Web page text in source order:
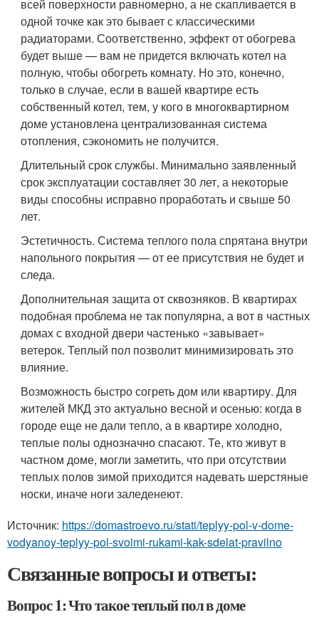
всей поверхности равномерно, а не скапливается в
одной точке как это бывает с классическими
радиаторами. Соответственно, эффект от обогрева
будет выше — вам не придется включать котел на
полную, чтобы обогреть комнату. Но это, конечно,
только в случае, если в вашей квартире есть
собственный котел, тем, у кого в многоквартирном
доме установлена централизованная система
отопления, сэкономить не получится.
Длительный срок службы. Минимально заявленный
срок эксплуатации составляет 30 лет, а некоторые
виды способны исправно проработать и свыше 50
лет.
Эстетичность. Система теплого пола спрятана внутри
напольного покрытия — от ее присутствия не будет и
следа.
Дополнительная защита от сквозняков. В квартирах
подобная проблема не так популярна, а вот в частных
домах с входной двери частенько «завывает»
ветерок. Теплый пол позволит минимизировать это
влияние.
Возможность быстро согреть дом или квартиру. Для
жителей МКД это актуально весной и осенью: когда в
городе еще не дали тепло, а в квартире холодно,
теплые полы однозначно спасают. Те, кто живут в
частном доме, могли заметить, что при отсутствии
теплых полов зимой приходится надевать шерстяные
носки, иначе ноги заледенеют.
Источник: https://domastroevo.ru/stati/teplyy-pol-v-dome-
vodyanoy-teplyy-pol-svoimi-rukami-kak-sdelat-pravilno
Связанные вопросы и ответы:
Вопрос 1: Что такое теплый пол в доме